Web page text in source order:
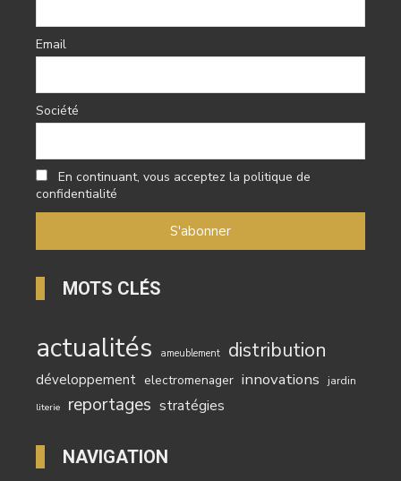
Email
Société
En continuant, vous acceptez la politique de
confidentialité
MOTS CLÉS
actualités ameublement distribution
développement electromenager innovations jardin
literie reportages stratégies
NAVIGATION